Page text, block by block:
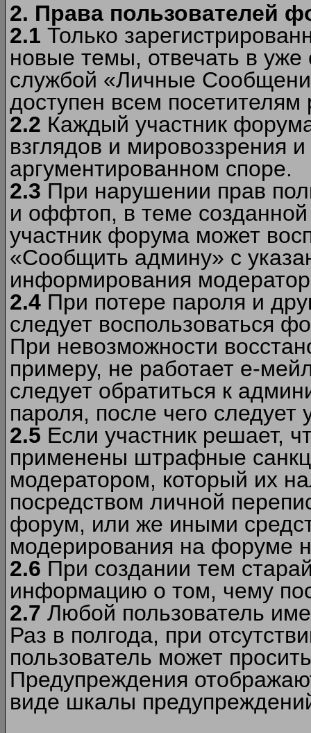
2. Права пользователей
2.1 Только
новые темы, отвечать в
службой «Личные
доступен всем посетителям
2.2 Каждый участник
взглядов и мировоззрения
аргументированном споре.
2.3 При нарушении прав
и оффтоп, в теме
участник форума может
«Сообщить админу» с
информирования
2.4 При потере пароля и
следует воспользоваться
При невозможности
примеру, не работает е-
следует обратиться к
пароля, после чего следует
2.5 Если участник решает,
применены штрафные
модератором, который их
посредством личной
форум, или же иными
модерирования на форуме
2.6 При создании тем
информацию о том, чему
2.7 Любой пользователь
Раз в полгода, при
пользователь может
Предупреждения
виде шкалы